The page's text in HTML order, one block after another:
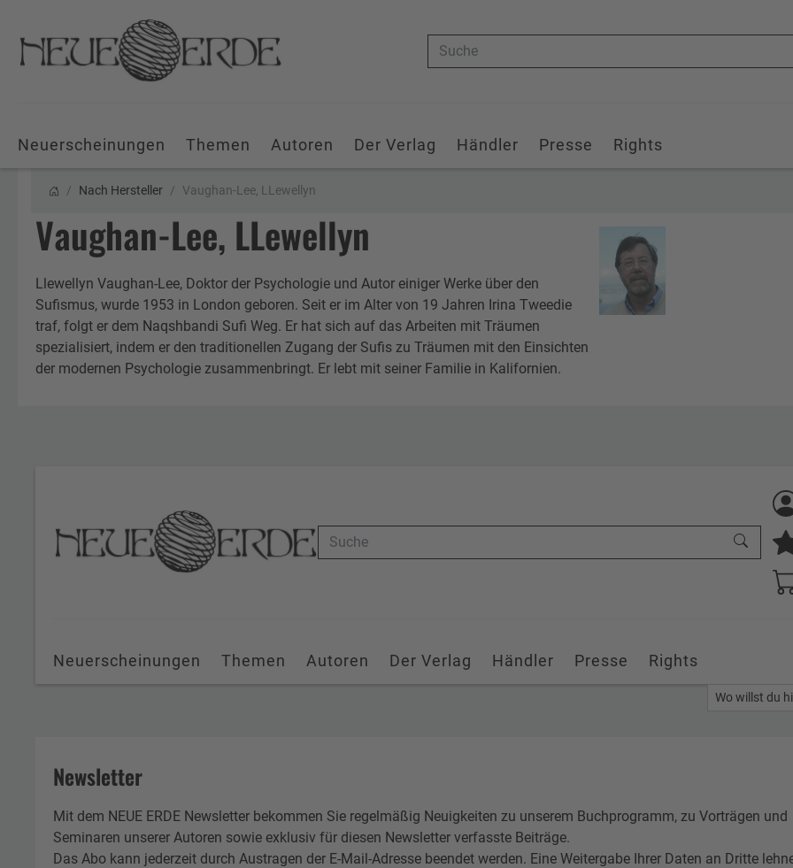
Suche
Neuerscheinungen Themen Autoren Der Verlag Händler Presse Rights
Nach Hersteller Vaughan-Lee, LLewellyn
Vaughan-Lee, LLewellyn
Llewellyn Vaughan-Lee, Doktor der Psychologie und Autor einiger Werke über den
Sufismus, wurde 1953 in London geboren. Seit er im Alter von 19 Jahren Irina Tweedie
traf, folgt er dem Naqshbandi Sufi Weg. Er hat sich auf das Arbeiten mit Träumen
spezialisiert, indem er den traditionellen Zugang der Sufis zu Träumen mit den Einsichten
der modernen Psychologie zusammenbringt. Er lebt mit seiner Familie in Kalifornien.
Suche
Neuerscheinungen Themen Autoren Der Verlag Händler Presse Rights
Wo willst du
Newsletter
Mit dem NEUE ERDE Newsletter bekommen Sie regelmäßig Neuigkeiten zu unserem Buchprogramm, zu Vorträgen und
Seminaren unserer Autoren sowie exklusiv für diesen Newsletter verfasste Beiträge.
Das Abo kann jederzeit durch Austragen der E-Mail-Adresse beendet werden. Eine Weitergabe Ihrer Daten an Dritte